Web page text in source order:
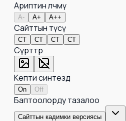
Ариптин өлчөмү
A- A+ A++
Сайттын түсү
СТ СТ СТ СТ
Сүрөттөр
Кепти синтездөө
On Off
Баптоолорду тазалоо
Сайттын кадимки версиясы